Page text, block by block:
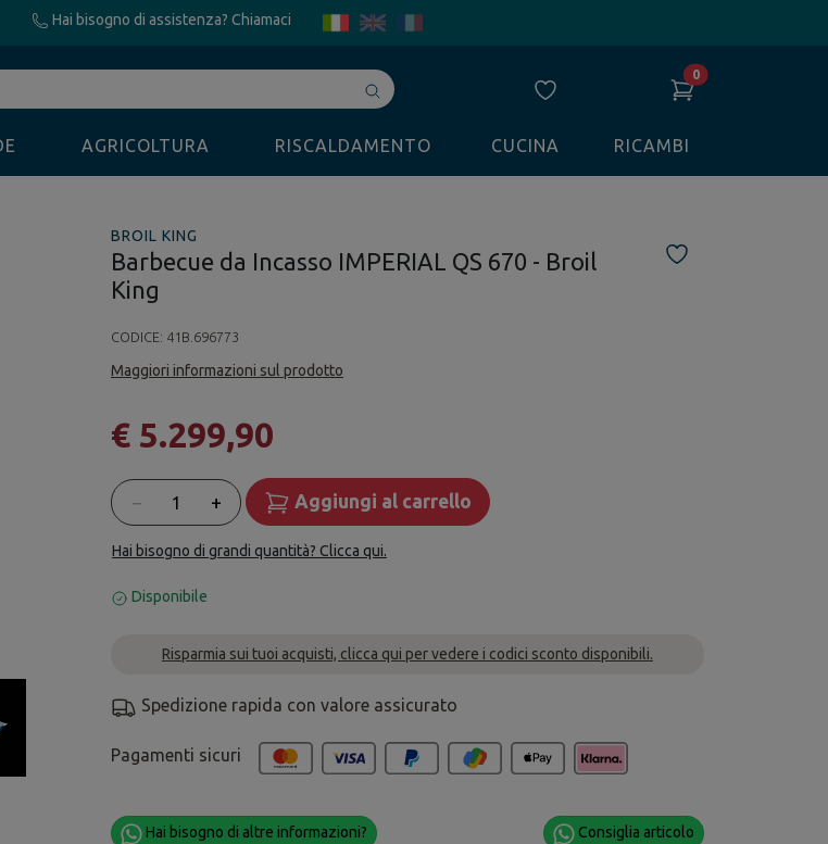
Hai bisogno di assistenza? Chiamaci
Avvia
ricerca
0
AGRICOLTURA RISCALDAMENTO CUCINA RICAMBI
BROIL KING
Barbecue da Incasso IMPERIAL QS 670 - Broil
King
CODICE: 41B.696773
Maggiori informazioni sul prodotto
€ 5.299,90
Quantità
− + Aggiungi al carrello
Hai bisogno di grandi quantità? Clicca qui.
Disponibile
Risparmia sui tuoi acquisti, clicca qui per vedere i codici sconto disponibili.
Spedizione rapida con valore assicurato
Pagamenti sicuri
Hai bisogno di altre informazioni? Consiglia articolo